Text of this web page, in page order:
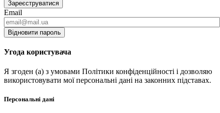
Зареєструватися
Email
Відновити пароль
Угода користувача
Я згоден (а) з умовами Політики конфіденційності і дозволяю
використовувати мої персональні дані на законних підставах.
Персональні дані